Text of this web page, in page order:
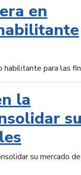
en
habilitante para las
la
su mercado de